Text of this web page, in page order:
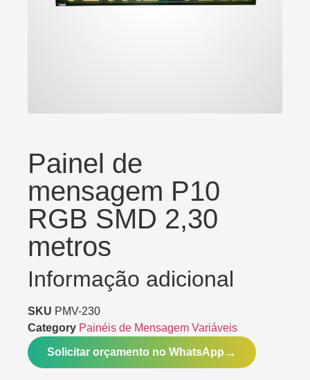
Painel de
mensagem P10
RGB SMD 2,30
metros
Informação adicional
SKU PMV-230
Category Painéis de Mensagem Variáveis
Solicitar orçamento no WhatsApp